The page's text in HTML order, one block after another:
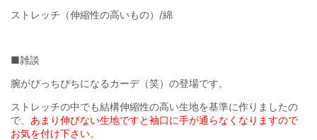
ストレッチ（伸縮性の高いもの）/綿
■雑談
腕がぴっちぴちになるカーデ（笑）の登場です。
ストレッチの中でも結構伸縮性の高い生地を基準に作りましたの
で、 あまり伸びない生地ですと袖口に手が通らなくなりますので
お気を付け下さい。